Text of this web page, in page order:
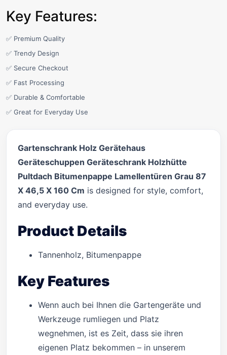
Key Features:
✅ Premium Quality
✅ Trendy Design
✅ Secure Checkout
✅ Fast Processing
✅ Durable & Comfortable
✅ Great for Everyday Use
Gartenschrank Holz Gerätehaus
Geräteschuppen Geräteschrank Holzhütte
Pultdach Bitumenpappe Lamellentüren Grau 87
X 46,5 X 160 Cm is designed for style, comfort,
and everyday use.
Product Details
Tannenholz, Bitumenpappe
Key Features
Wenn auch bei Ihnen die Gartengeräte und
Werkzeuge rumliegen und Platz
wegnehmen, ist es Zeit, dass sie ihren
eigenen Platz bekommen – in unserem